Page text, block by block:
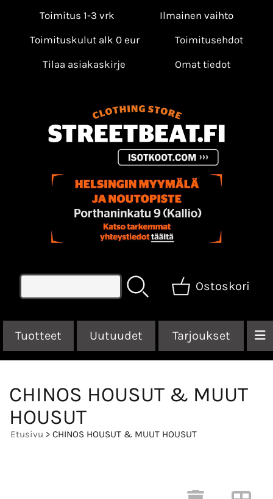
Toimitus 1-3 vrk
Ilmainen vaihto
Toimituskulut alk 0 eur
Toimitusehdot
Tilaa asiakaskirje
Omat tiedot
Ostoskori
Tuotteet Uutuudet Tarjoukset
CHINOS HOUSUT & MUUT
HOUSUT
Etusivu > CHINOS HOUSUT & MUUT HOUSUT